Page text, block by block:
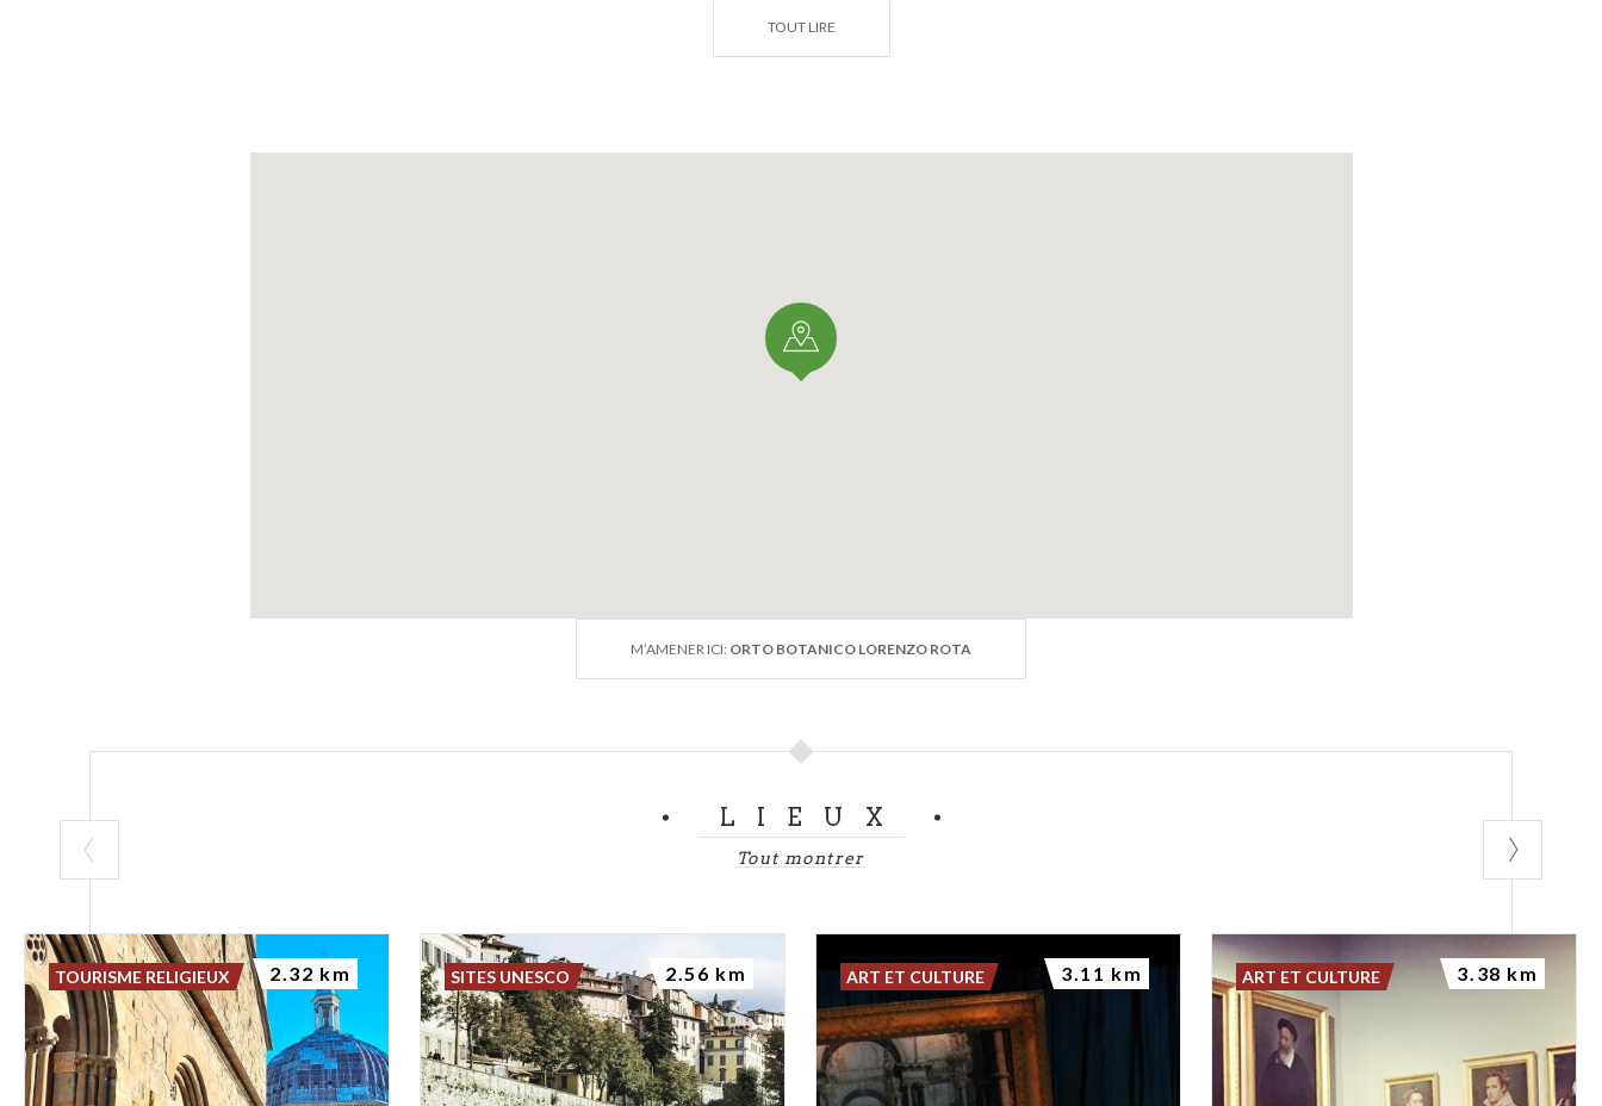
TOUT LIRE
M’AMENER ICI: ORTO BOTANICO LORENZO ROTA
LIEUX
Tout montrer
TOURISME RELIGIEUX 2.32 km SITES UNESCO 2.56 km ART ET CULTURE 3.11 km ART ET CULTURE 3.38 km